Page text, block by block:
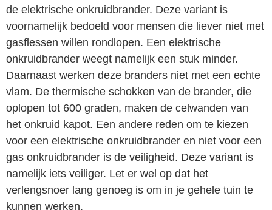
de elektrische onkruidbrander. Deze variant is
voornamelijk bedoeld voor mensen die liever niet met
gasflessen willen rondlopen. Een elektrische
onkruidbrander weegt namelijk een stuk minder.
Daarnaast werken deze branders niet met een echte
vlam. De thermische schokken van de brander, die
oplopen tot 600 graden, maken de celwanden van
het onkruid kapot. Een andere reden om te kiezen
voor een elektrische onkruidbrander en niet voor een
gas onkruidbrander is de veiligheid. Deze variant is
namelijk iets veiliger. Let er wel op dat het
verlengsnoer lang genoeg is om in je gehele tuin te
kunnen werken.